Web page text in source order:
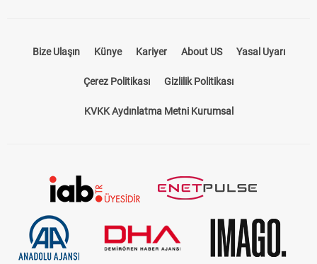
Bize Ulaşın Künye Kariyer About US Yasal Uyarı
Çerez Politikası Gizlilik Politikası
KVKK Aydınlatma Metni Kurumsal